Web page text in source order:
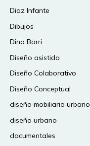
Diaz Infante
Dibujos
Dino Borri
Diseño asistido
Diseño Colaborativo
Diseño Conceptual
diseño mobiliario urbano
diseño urbano
documentales